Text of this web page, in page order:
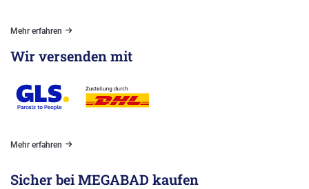
Mehr erfahren
Wir versenden mit
Mehr erfahren
Sicher bei MEGABAD kaufen